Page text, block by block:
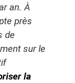
an. À
près
de
sur le
la